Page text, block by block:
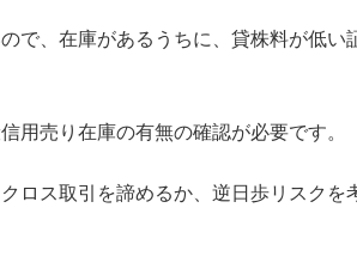
で、在庫があるうちに、貸株料が低い
用売り在庫の有無の確認が必要です。
ロス取引を諦めるか、逆日歩リスクを